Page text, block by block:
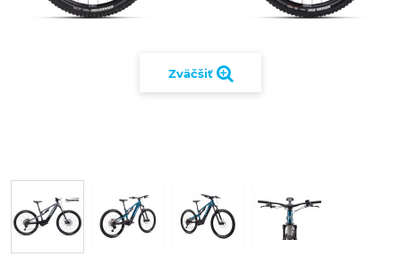
Zväčšiť